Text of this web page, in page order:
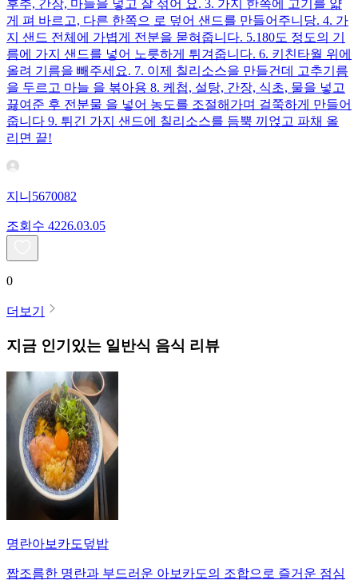
후추, 간장, 마늘을 넣고 잘 섞어 요. 3. 가지 한쪽에 고기를 얇
게 펴 바르고, 다른 한쪽으 로 덮어 샌드를 만들어주니당. 4. 가
지 샌드 전체에 가볍게 전분을 묻혀줍니다. 5.180도 정도의 기
름에 가지 샌드를 넣어 노릇하게 튀겨줍니다. 6. 키친타월 위에
올려 기름을 빼주세요. 7. 이제 칠리소스을 만들건데 고추기름
을 두르고 마늘 을 볶아용 8. 케첩, 설탕, 간장, 식초, 물을 넣고
끓여준 후 전분물 을 넣어 농도를 조절해가며 걸쭉하게 만들어
줍니다 9. 튀긴 가지 샌드에 칠리소스를 듬뿍 끼얹고 파채 올
리면 끝!
지니5670082
조회수 4226.03.05
0
더보기
지금 인기있는 일반식 음식 리뷰
명란아보카도덮밥
짭조름한 명란과 부드러운 아보카도의 조합으로 즐거운 점심